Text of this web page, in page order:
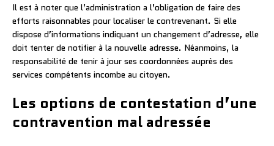
Il est à noter que l’administration a l’obligation de faire des
efforts raisonnables pour localiser le contrevenant. Si elle
dispose d’informations indiquant un changement d’adresse, elle
doit tenter de notifier à la nouvelle adresse. Néanmoins, la
responsabilité de tenir à jour ses coordonnées auprès des
services compétents incombe au citoyen.
Les options de contestation d’une
contravention mal adressée